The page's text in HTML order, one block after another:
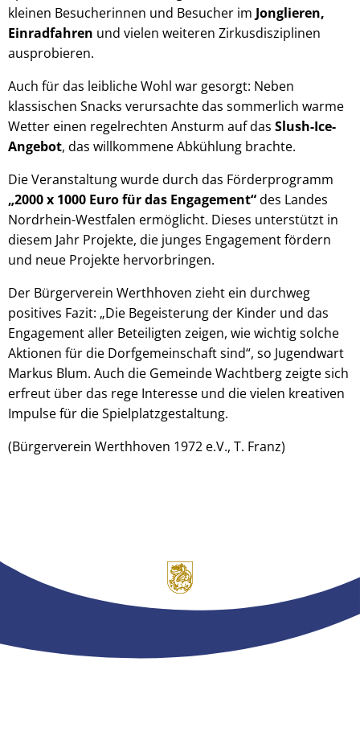
kleinen Besucherinnen und Besucher im Jonglieren,
Einradfahren und vielen weiteren Zirkusdisziplinen
ausprobieren.
Auch für das leibliche Wohl war gesorgt: Neben
klassischen Snacks verursachte das sommerlich warme
Wetter einen regelrechten Ansturm auf das Slush-Ice-
Angebot, das willkommene Abkühlung brachte.
Die Veranstaltung wurde durch das Förderprogramm
„2000 x 1000 Euro für das Engagement“des Landes
Nordrhein-Westfalen ermöglicht. Dieses unterstützt in
diesem Jahr Projekte, die junges Engagement fördern
und neue Projekte hervorbringen.
Der Bürgerverein Werthhoven zieht ein durchweg
positives Fazit: „Die Begeisterung der Kinder und das
Engagement aller Beteiligten zeigen, wie wichtig solche
Aktionen für die Dorfgemeinschaft sind“, so Jugendwart
Markus Blum. Auch die Gemeinde Wachtberg zeigte sich
erfreut über das rege Interesse und die vielen kreativen
Impulse für die Spielplatzgestaltung.
(Bürgerverein Werthhoven 1972 e.V., T. Franz)